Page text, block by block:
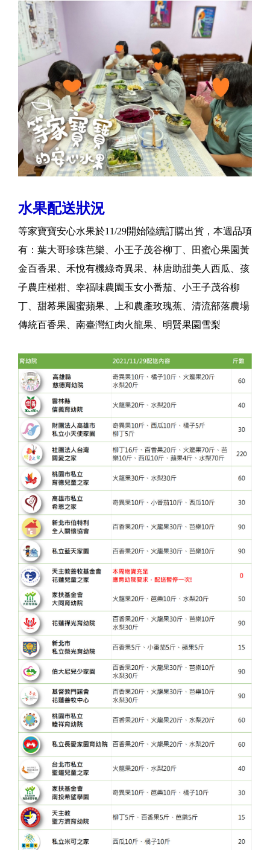
水果配送狀況
等家寶寶安心水果於11/29開始陸續訂購出貨，本週品項
有：葉大哥珍珠芭樂、小王子茂谷柳丁、田蜜心果園黃
金百香果、禾悅有機綠奇異果、林唐助甜美人西瓜、孩
子農庄椪柑、幸福味農園玉女小番茄、小王子茂谷柳
丁、甜莃果園蜜蘋果、上和農產玫瑰蕉、清流部落農場
傳統百香果、南臺灣紅肉火龍果、明賢果園雪梨